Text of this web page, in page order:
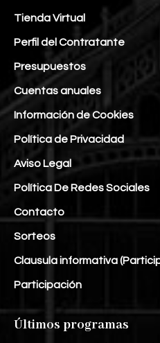
Tienda Virtual
Perfil del Contratante
Presupuestos
Cuentas anuales
Información de Cookies
Política de Privacidad
Aviso Legal
Política De Redes Sociales
Contacto
Sorteos
Clausula informativa
Participación
Últimos programas